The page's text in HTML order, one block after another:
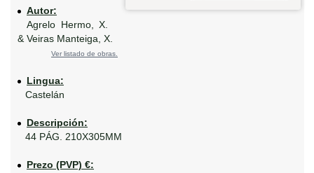
Autor:
Agrelo Hermo, X.
& Veiras Manteiga, X.
Ver listado de obras.
Lingua:
Castelán
Descripción:
44 PÁG. 210X305MM
Prezo (PVP) €: